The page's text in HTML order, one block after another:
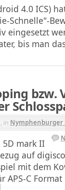
4.0 ICS)
Schnelle"-
eingesetzt
bis man
bzw.
, in Nymphenburger
5D mark II
auf
mit dem
APS-C